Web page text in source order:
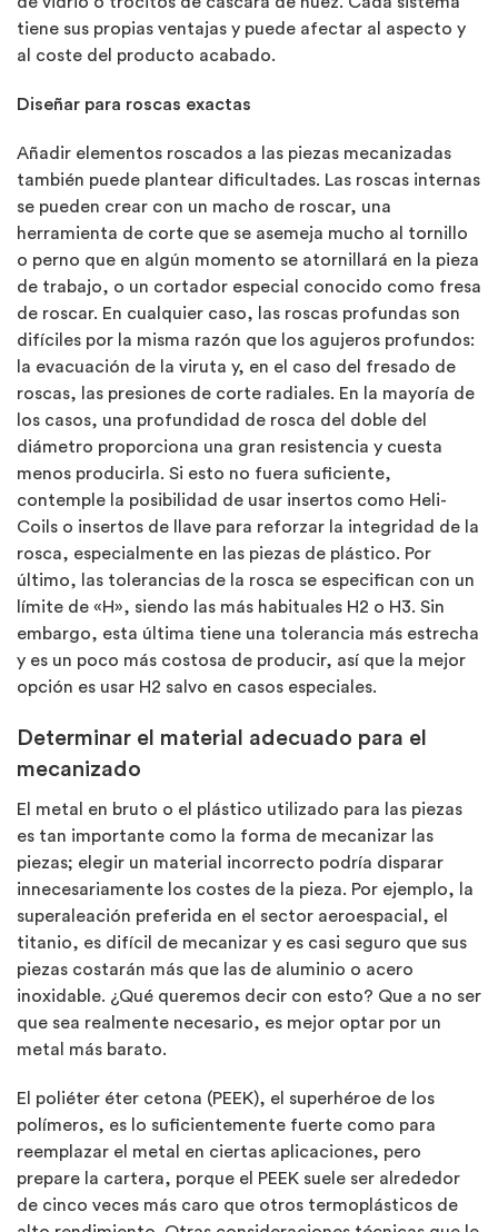
tiene sus propias ventajas y puede afectar al aspecto y
al coste del producto acabado.
Diseñar para roscas exactas
Añadir elementos roscados a las piezas mecanizadas
también puede plantear dificultades. Las roscas internas
se pueden crear con un macho de roscar, una
herramienta de corte que se asemeja mucho al tornillo
o perno que en algún momento se atornillará en la pieza
de trabajo, o un cortador especial conocido como fresa
de roscar. En cualquier caso, las roscas profundas son
difíciles por la misma razón que los agujeros profundos:
la evacuación de la viruta y, en el caso del fresado de
roscas, las presiones de corte radiales. En la mayoría de
los casos, una profundidad de rosca del doble del
diámetro proporciona una gran resistencia y cuesta
menos producirla. Si esto no fuera suficiente,
contemple la posibilidad de usar insertos como Heli-
Coils o insertos de llave para reforzar la integridad de la
rosca, especialmente en las piezas de plástico. Por
último, las tolerancias de la rosca se especifican con un
límite de «H», siendo las más habituales H2 o H3. Sin
embargo, esta última tiene una tolerancia más estrecha
y es un poco más costosa de producir, así que la mejor
opción es usar H2 salvo en casos especiales.
Determinar el material adecuado para el
mecanizado
El metal en bruto o el plástico utilizado para las piezas
es tan importante como la forma de mecanizar las
piezas; elegir un material incorrecto podría disparar
innecesariamente los costes de la pieza. Por ejemplo, la
superaleación preferida en el sector aeroespacial, el
titanio, es difícil de mecanizar y es casi seguro que sus
piezas costarán más que las de aluminio o acero
inoxidable. ¿Qué queremos decir con esto? Que a no ser
que sea realmente necesario, es mejor optar por un
metal más barato.
El poliéter éter cetona (PEEK), el superhéroe de los
polímeros, es lo suficientemente fuerte como para
reemplazar el metal en ciertas aplicaciones, pero
prepare la cartera, porque el PEEK suele ser alrededor
de cinco veces más caro que otros termoplásticos de